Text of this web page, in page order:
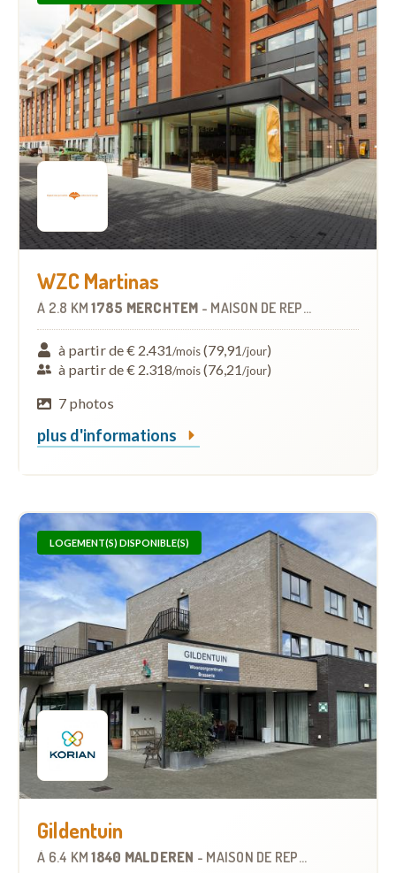
WZC Martinas
À 2.8 KM 1785 MERCHTEM - MAISON DE REPOS
à partir de € 2.431/mois(79,91/jour)
à partir de € 2.318/mois(76,21/jour)
7 photos
plus d'informations
LOGEMENT(S) DISPONIBLE(S)
Gildentuin
À 6.4 KM 1840 MALDEREN - MAISON DE REPOS